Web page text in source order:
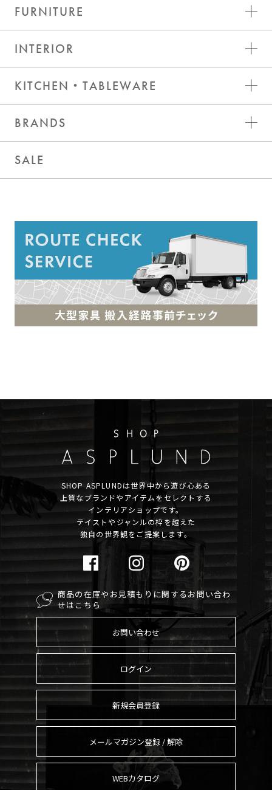
FURNITURE
INTERIOR
KITCHEN・TABLEWARE
BRANDS
SALE
SHOP ASPLUNDは世界中から遊び心ある
上質なブランドやアイテムをセレクトする
インテリアショップです。
テイストやジャンルの枠を越えた
独自の世界観をご提案します。
商品の在庫やお見積もりに関するお問い合わ
せはこちら
お問い合わせ
ログイン
新規会員登録
メールマガジン登録 / 解除
WEBカタログ